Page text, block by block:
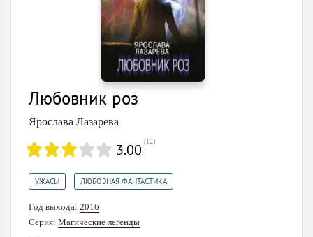
Любовник роз
Ярослава Лазарева
3.00 (12)
УЖАСЫ ЛЮБОВНАЯ ФАНТАСТИКА
Год выхода: 2016
Серия: Магические легенды